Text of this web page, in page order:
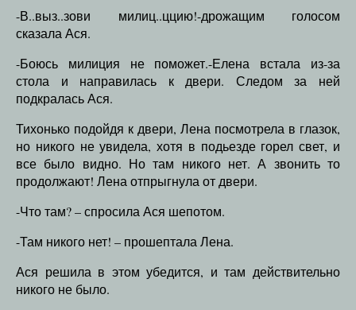
-В..выз..зови милиц..ццию!-дрожащим голосом
сказала Ася.
-Боюсь милиция не поможет.-Елена встала из-за
стола и направилась к двери. Следом за ней
подкралась Ася.
Тихонько подойдя к двери, Лена посмотрела в глазок,
но никого не увидела, хотя в подьезде горел свет, и
все было видно. Но там никого нет. А звонить то
продолжают! Лена отпрыгнула от двери.
-Что там? – спросила Ася шепотом.
-Там никого нет! – прошептала Лена.
Ася решила в этом убедится, и там действительно
никого не было.